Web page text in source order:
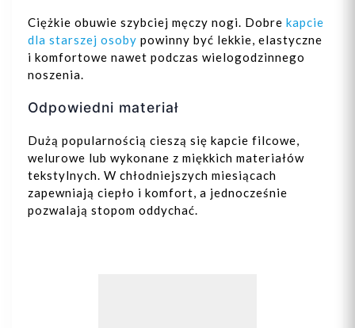
Ciężkie obuwie szybciej męczy nogi. Dobre kapcie
dla starszej osoby powinny być lekkie, elastyczne
i komfortowe nawet podczas wielogodzinnego
noszenia.
Odpowiedni materiał
Dużą popularnością cieszą się kapcie filcowe,
welurowe lub wykonane z miękkich materiałów
tekstylnych. W chłodniejszych miesiącach
zapewniają ciepło i komfort, a jednocześnie
pozwalają stopom oddychać.